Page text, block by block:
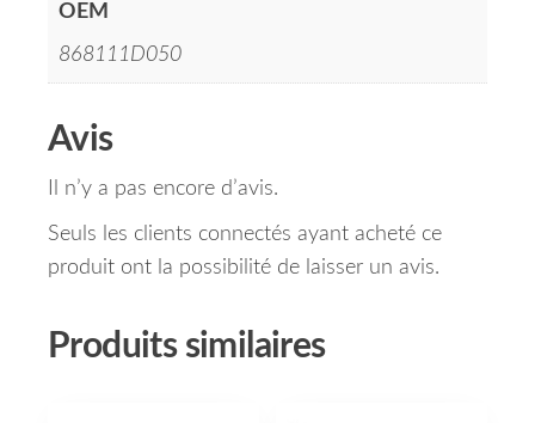
OEM
868111D050
Avis
Il n’y a pas encore d’avis.
Seuls les clients connectés ayant acheté ce
produit ont la possibilité de laisser un avis.
Produits similaires